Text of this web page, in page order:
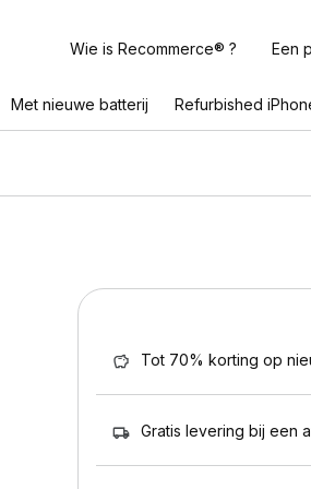
Wie is Recommerce® ? Een
Met nieuwe batterij Refurbished
Tot 70% korting op
Gratis levering bij een